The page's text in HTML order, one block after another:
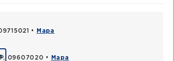
• Mapa
09607020 • Mapa